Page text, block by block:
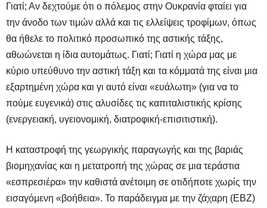
Γιατί; Αν δεχτούμε ότι ο πόλεμος στην Ουκρανία φταίει για
την άνοδο των τιμών αλλά και τις ελλείψεις τροφίμων, όπως
θα ήθελε το πολιτικό προσωπικό της αστικής τάξης,
αθωώνεται η ίδια αυτομάτως. Γιατί; Γιατί η χώρα μας με
κύριο υπεύθυνο την αστική τάξη και τα κόμματά της είναι μια
εξαρτημένη χώρα και γι αυτό είναι «ευάλωτη» (για να το
πούμε ευγενικά) στις αλυσίδες τις καπιταλιστικής κρίσης
(ενεργειακή, υγειονομική, διατροφική-επισιτιστική).
Η καταστροφή της γεωργικής παραγωγής και της βαριάς
βιομηχανίας και η μετατροπή της χώρας σε μια τεράστια
«εσπρεσιέρα» την καθιστά ανέτοιμη σε οτιδήποτε χωρίς την
εισαγόμενη «βοήθεια». Το παράδειγμα με την ζάχαρη (ΕΒΖ)